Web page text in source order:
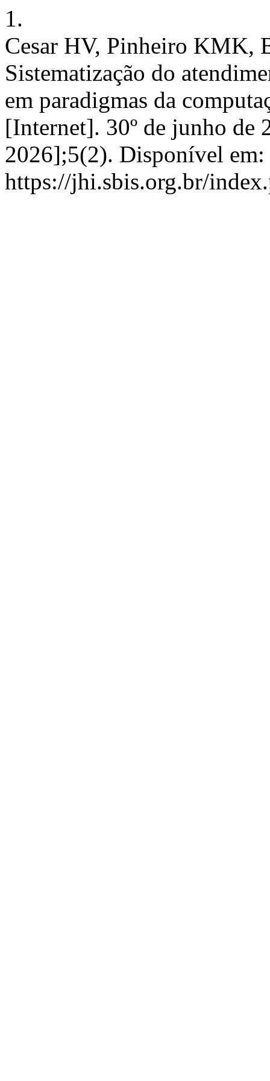
1.
Cesar HV, Pinheiro KMK,
Sistematização do
em paradigmas da
[Internet]. 30º de junho de
2026];5(2). Disponível em:
https://jhi.sbis.org.br/